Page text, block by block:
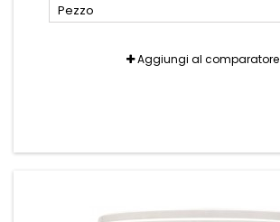
Pezzo
Aggiungi al comparatore